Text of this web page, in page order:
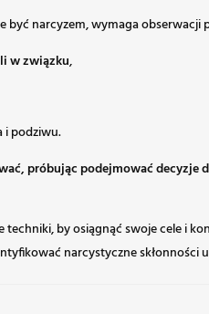
być narcyzem, wymaga
w związku,
i podziwu.
próbując podejmować decyzje
techniki, by osiągnąć swoje cele i
narcystyczne skłonności